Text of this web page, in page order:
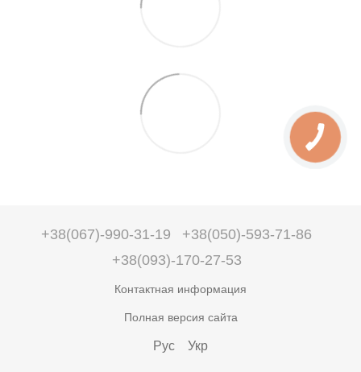
+38(067)-990-31-19
+38(050)-593-71-86
+38(093)-170-27-53
Контактная информация
Полная версия сайта
Рус Укр